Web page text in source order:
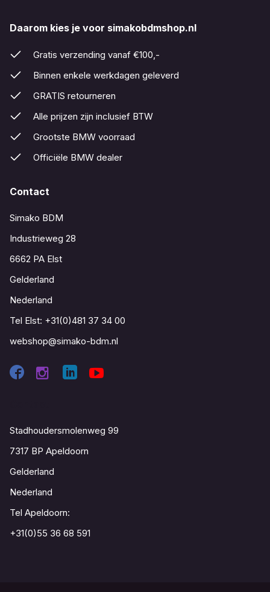
Daarom kies je voor simakobdmshop.nl
Gratis verzending vanaf €100,-
Binnen enkele werkdagen geleverd
GRATIS retourneren
Alle prijzen zijn inclusief BTW
Grootste BMW voorraad
Officiële BMW dealer
Contact
Simako BDM
Industrieweg 28
6662 PA Elst
Gelderland
Nederland
Tel Elst: +31(0)481 37 34 00
webshop@simako-bdm.nl
Stadhoudersmolenweg 99
7317 BP Apeldoorn
Gelderland
Nederland
Tel Apeldoorn:
+31(0)55 36 68 591